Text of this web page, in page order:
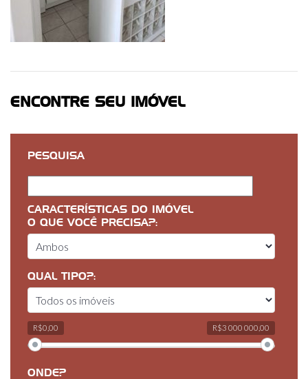
ENCONTRE SEU IMÓVEL
PESQUISA
CARACTERÍSTICAS DO IMÓVEL
O QUE VOCÊ PRECISA?:
QUAL TIPO?:
R$0,00 R$3 000 000,00
ONDE?